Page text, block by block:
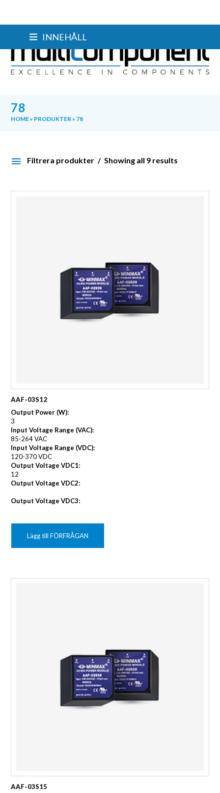
INNEHÅLL
78
HOME» PRODUKTER» 78
Filtrera produkter Showing all 9 results
AAF-03S12
Output Power (W):
3
Input Voltage Range (VAC):
85-264 VAC
Input Voltage Range (VDC):
120-370 VDC
Output Voltage VDC1:
12
Output Voltage VDC2:
Output Voltage VDC3:
Lägg till FÖRFRÅGAN
AAF-03S15